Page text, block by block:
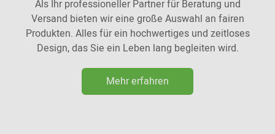
Als Ihr professioneller Partner für Beratung und
Versand bieten wir eine große Auswahl an fairen
Produkten. Alles für ein hochwertiges und zeitloses
Design, das Sie ein Leben lang begleiten wird.
Mehr erfahren